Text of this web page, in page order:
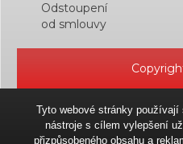
Odstoupení
od smlouvy
Tyto webové stránky
nástroje s cílem vylepšení
přizpůsobeného obsahu a